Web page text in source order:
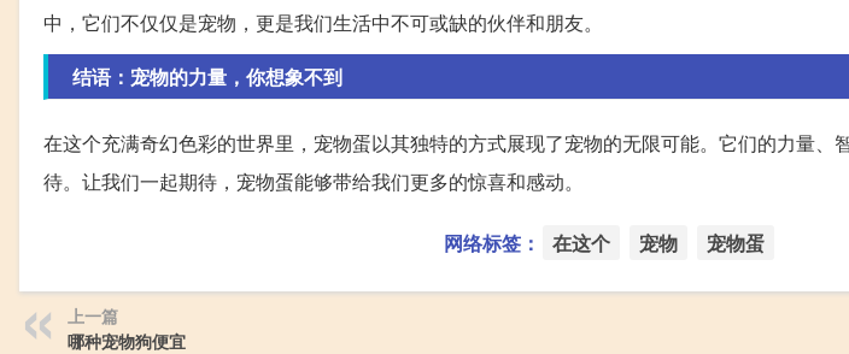
中，它们不仅仅是宠物，更是我们生活中不可或缺的伙伴和朋友。
结语：宠物的力量，你想象不到
在这个充满奇幻色彩的世界里，宠物蛋以其独特的方式展现了宠物的无限可能。它们的力量、
待。让我们一起期待，宠物蛋能够带给我们更多的惊喜和感动。
网络标签： 在这个 宠物 宠物蛋
上一篇
哪种宠物狗便宜